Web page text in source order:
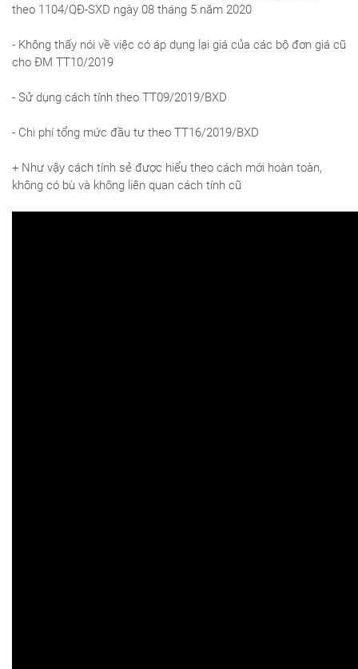
theo 1104/QĐ-SXD ngày 08 tháng 5 năm 2020
- Không thấy nói về việc có áp dụng lại giá của các bộ đơn giá cũ
cho ĐM TT10/2019
- Sử dụng cách tính theo TT09/2019/BXD
- Chi phí tổng mức đầu tư theo TT16/2019/BXD
+ Như vậy cách tính sẻ được hiểu theo cách mới hoàn toàn,
không có bù và không liên quan cách tính cũ